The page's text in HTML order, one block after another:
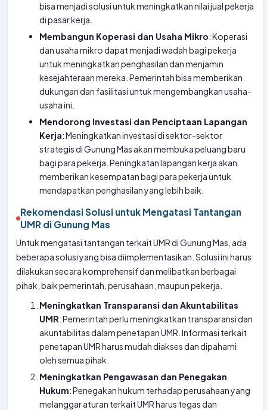
bisa menjadi solusi untuk meningkatkan nilai jual pekerja
di pasar kerja.
Membangun Koperasi dan Usaha Mikro: Koperasi
dan usaha mikro dapat menjadi wadah bagi pekerja
untuk meningkatkan penghasilan dan menjamin
kesejahteraan mereka. Pemerintah bisa memberikan
dukungan dan fasilitasi untuk mengembangkan usaha-
usaha ini.
Mendorong Investasi dan Penciptaan Lapangan
Kerja: Meningkatkan investasi di sektor-sektor
strategis di Gunung Mas akan membuka peluang baru
bagi para pekerja. Peningkatan lapangan kerja akan
memberikan kesempatan bagi para pekerja untuk
mendapatkan penghasilan yang lebih baik.
Rekomendasi Solusi untuk Mengatasi Tantangan
UMR di Gunung Mas
Untuk mengatasi tantangan terkait UMR di Gunung Mas, ada
beberapa solusi yang bisa diimplementasikan. Solusi ini harus
dilakukan secara komprehensif dan melibatkan berbagai
pihak, baik pemerintah, perusahaan, maupun pekerja.
Meningkatkan Transparansi dan Akuntabilitas
UMR: Pemerintah perlu meningkatkan transparansi dan
akuntabilitas dalam penetapan UMR. Informasi terkait
penetapan UMR harus mudah diakses dan dipahami
oleh semua pihak.
Meningkatkan Pengawasan dan Penegakan
Hukum: Penegakan hukum terhadap perusahaan yang
melanggar aturan terkait UMR harus tegas dan